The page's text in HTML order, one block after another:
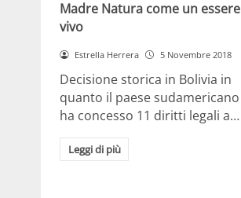
Madre Natura come un essere
vivo
Estrella Herrera 5 Novembre 2018
Decisione storica in Bolivia in
quanto il paese sudamericano
ha concesso 11 diritti legali a…
Leggi di più